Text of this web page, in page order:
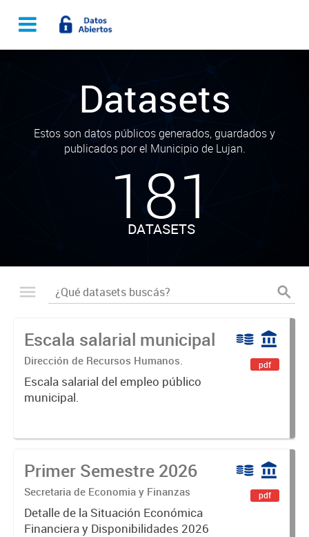
Datasets
Estos son datos públicos generados, guardados y
publicados por el Municipio de Lujan.
181
DATASETS
Escala salarial municipal
Dirección de Recursos Humanos.
Escala salarial del empleo público
municipal.
pdf
Primer Semestre 2026
Secretaria de Economia y Finanzas
Detalle de la Situación Económica
Financiera y Disponibilidades 2026
pdf